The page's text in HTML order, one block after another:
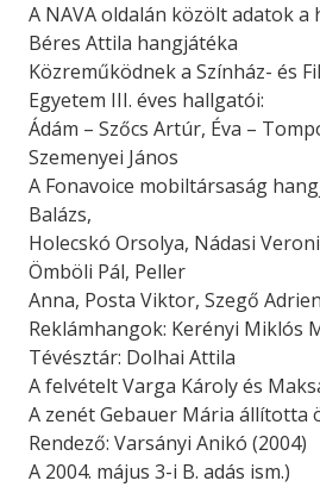
A NAVA oldalán közölt adatok a
Béres Attila hangjátéka
Közreműködnek a Színház- és
Egyetem III. éves hallgatói:
Ádám – Szőcs Artúr, Éva –
Szemenyei János
A Fonavoice mobiltársaság
Balázs,
Holecskó Orsolya, Nádasi
Ömböli Pál, Peller
Anna, Posta Viktor, Szegő
Reklámhangok: Kerényi Miklós
Tévésztár: Dolhai Attila
A felvételt Varga Károly és
A zenét Gebauer Mária állította
Rendező: Varsányi Anikó (2004)
A 2004. május 3-i B. adás ism.)